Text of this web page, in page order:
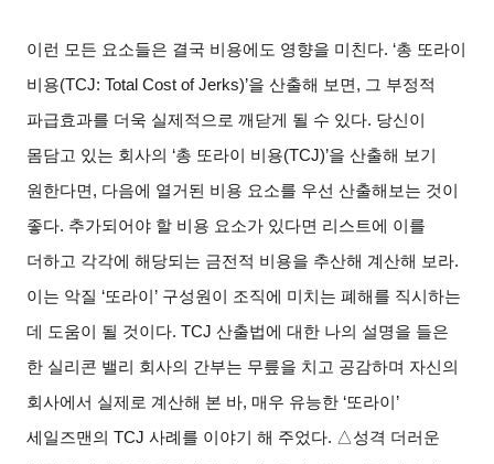
이런 모든 요소들은 결국 비용에도 영향을 미친다. ‘총 또라이
비용(TCJ: Total Cost of Jerks)’을 산출해 보면, 그 부정적
파급효과를 더욱 실제적으로 깨닫게 될 수 있다. 당신이
몸담고 있는 회사의 ‘총 또라이 비용(TCJ)’을 산출해 보기
원한다면, 다음에 열거된 비용 요소를 우선 산출해보는 것이
좋다. 추가되어야 할 비용 요소가 있다면 리스트에 이를
더하고 각각에 해당되는 금전적 비용을 추산해 계산해 보라.
이는 악질 ‘또라이’ 구성원이 조직에 미치는 폐해를 직시하는
데 도움이 될 것이다. TCJ 산출법에 대한 나의 설명을 들은
한 실리콘 밸리 회사의 간부는 무릎을 치고 공감하며 자신의
회사에서 실제로 계산해 본 바, 매우 유능한 ‘또라이’
세일즈맨의 TCJ 사례를 이야기 해 주었다. △성격 더러운